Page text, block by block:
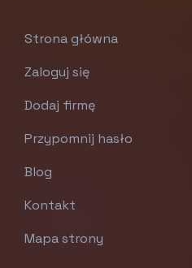
Strona główna
Zaloguj się
Dodaj firmę
Przypomnij hasło
Blog
Kontakt
Mapa strony